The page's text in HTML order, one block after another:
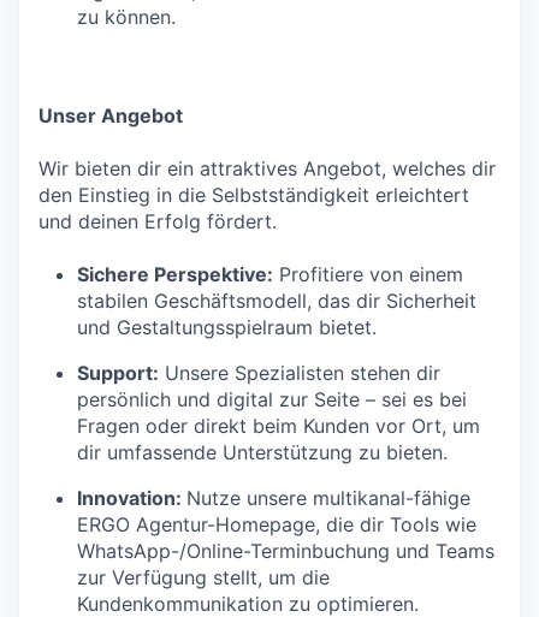
zu können.
Unser Angebot
Wir bieten dir ein attraktives Angebot, welches dir
den Einstieg in die Selbstständigkeit erleichtert
und deinen Erfolg fördert.
Sichere Perspektive: Profitiere von einem
stabilen Geschäftsmodell, das dir Sicherheit
und Gestaltungsspielraum bietet.
Support: Unsere Spezialisten stehen dir
persönlich und digital zur Seite – sei es bei
Fragen oder direkt beim Kunden vor Ort, um
dir umfassende Unterstützung zu bieten.
Innovation: Nutze unsere multikanal-fähige
ERGO Agentur-Homepage, die dir Tools wie
WhatsApp-/Online-Terminbuchung und Teams
zur Verfügung stellt, um die
Kundenkommunikation zu optimieren.